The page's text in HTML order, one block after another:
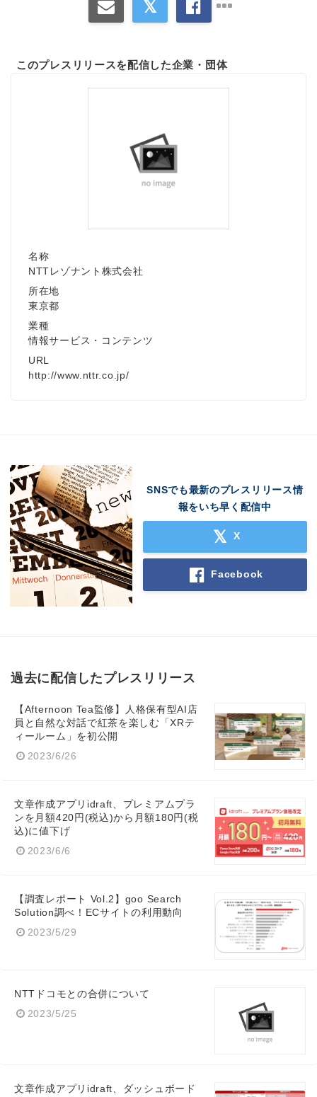
このプレスリリースを配信した企業・団体
名称
NTTレゾナント株式会社
所在地
東京都
業種
情報サービス・コンテンツ
URL
http://www.nttr.co.jp/
SNSでも最新のプレスリリース情
報をいち早く配信中
X
Facebook
過去に配信したプレスリリース
【Afternoon Tea監修】人格保有型AI店
員と自然な対話で紅茶を楽しむ「XRテ
ィールーム」を初公開
2023/6/26
文章作成アプリidraft、プレミアムプラ
ンを月額420円(税込)から月額180円(税
込)に値下げ
2023/6/6
【調査レポート Vol.2】goo Search
Solution調べ！ECサイトの利用動向
2023/5/29
NTTドコモとの合併について
2023/5/25
文章作成アプリidraft、ダッシュボード